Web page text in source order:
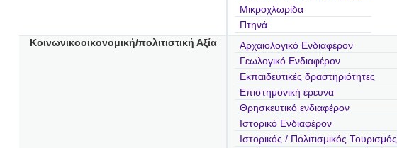
Μικροχλωρίδα
Πτηνά
Κοινωνικοοικονομική/πολιτιστική Αξία
Αρχαιολογικό Ενδιαφέρον
Γεωλογικό Ενδιαφέρον
Εκπαιδευτικές δραστηριότητες
Επιστημονική έρευνα
Θρησκευτικό ενδιαφέρον
Ιστορικό Ενδιαφέρον
Ιστορικός / Πολιτισμικός Τουρισμός